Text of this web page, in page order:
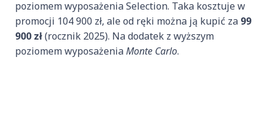
poziomem wyposażenia Selection. Taka kosztuje w
promocji 104 900 zł, ale od ręki można ją kupić za 99
900 zł(rocznik 2025). Na dodatek z wyższym
poziomem wyposażeniaMonte Carlo.